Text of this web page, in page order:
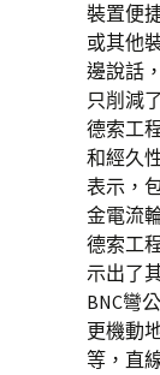
裝置便
或其他
邊說話
只削減
德索工
和經久
表示，
金電流
德索工
示出了
BNC彎
更機動
等，直